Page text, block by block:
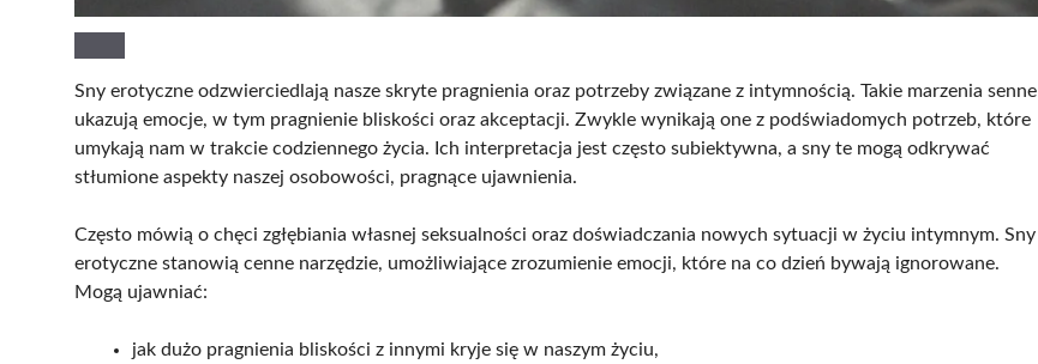
Sny erotyczne odzwierciedlają nasze skryte pragnienia oraz potrzeby związane z intymnością. Takie marzenia senne
ukazują emocje, w tym pragnienie bliskości oraz akceptacji. Zwykle wynikają one z podświadomych potrzeb, które
umykają nam w trakcie codziennego życia. Ich interpretacja jest często subiektywna, a sny te mogą odkrywać
stłumione aspekty naszej osobowości, pragnące ujawnienia.
Często mówią o chęci zgłębiania własnej seksualności oraz doświadczania nowych sytuacji w życiu intymnym. Sny
erotyczne stanowią cenne narzędzie, umożliwiające zrozumienie emocji, które na co dzień bywają ignorowane.
Mogą ujawniać:
jak dużo pragnienia bliskości z innymi kryje się w naszym życiu,